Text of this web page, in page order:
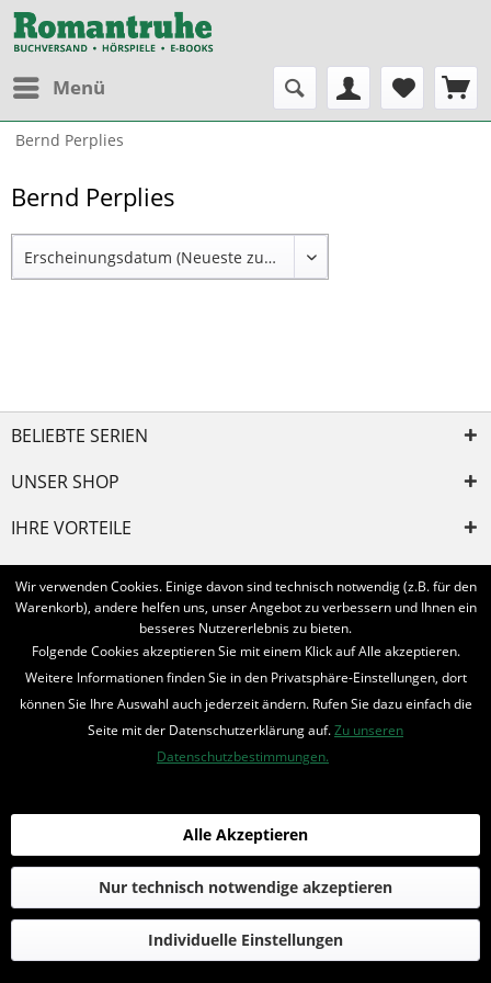
Menü
Bernd Perplies
Bernd Perplies
BELIEBTE SERIEN
UNSER SHOP
IHRE VORTEILE
INFORMIERT BLEIBEN
Bestellung widerrufen
* Alle Preise inkl. MwSt. und zzgl. Bearbeitungspauschale
© 2016-2022 Romantruhe - Buchversand, Joachim Otto
die profilschmiede - Internetagentur
Wir verwenden Cookies. Einige davon sind technisch notwendig (z.B. für den
Warenkorb), andere helfen uns, unser Angebot zu verbessern und Ihnen ein
besseres Nutzererlebnis zu bieten.
Folgende Cookies akzeptieren Sie mit einem Klick auf Alle akzeptieren.
Weitere Informationen finden Sie in den Privatsphäre-Einstellungen, dort
können Sie Ihre Auswahl auch jederzeit ändern. Rufen Sie dazu einfach die
Seite mit der Datenschutzerklärung auf.Zu unseren
Datenschutzbestimmungen.
Individuelle Einstellungen
Nur technisch notwendige akzeptieren
Alle Akzeptieren